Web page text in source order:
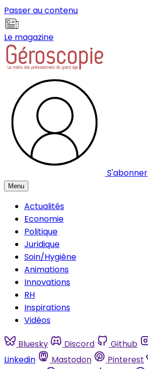
Passer au contenu
Le magazine
S'abonner
Menu
Actualités
Economie
Politique
Juridique
Soin/Hygiène
Animations
Innovations
RH
Inspirations
Vidéos
Bluesky Discord Github
Linkedin
Mastodon Pinterest
Panneau de gestion des cookies